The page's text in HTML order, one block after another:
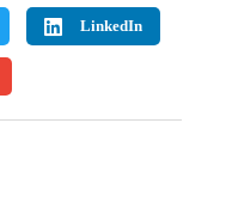
LinkedIn